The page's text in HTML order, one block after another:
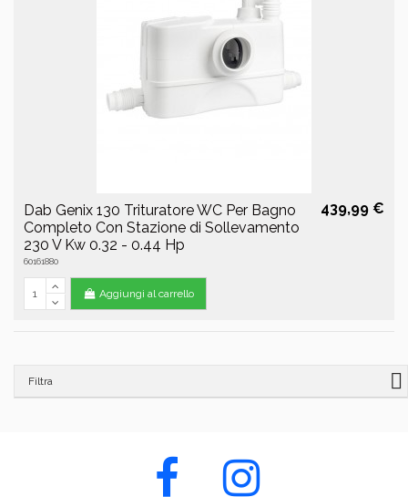
Dab Genix 130 Trituratore WC Per Bagno
Completo Con Stazione di Sollevamento
230 V Kw 0.32 - 0.44 Hp
60161880
439,99 €
Aggiungi al carrello
Filtra